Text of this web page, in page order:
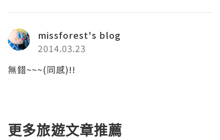
missforest's blog
2014.03.23
無錯~~~(同感)!!
更多旅遊文章推薦